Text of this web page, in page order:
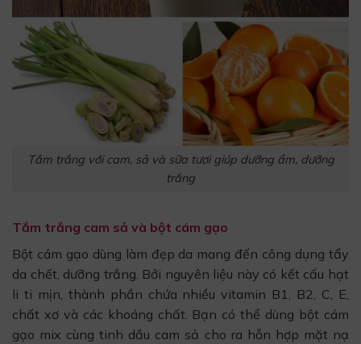
Tắm trắng với cam, sả và sữa tươi giúp dưỡng ẩm, dưỡng
trắng
Tắm trắng cam sả và bột cám gạo
Bột cám gạo dùng làm đẹp da mang đến công dụng tẩy
da chết, dưỡng trắng. Bởi nguyên liệu này có kết cấu hạt
li ti mịn, thành phần chứa nhiều vitamin B1, B2, C, E,
chất xơ và các khoáng chất. Bạn có thể dùng bột cám
gạo mix cùng tinh dầu cam sả cho ra hỗn hợp mặt nạ